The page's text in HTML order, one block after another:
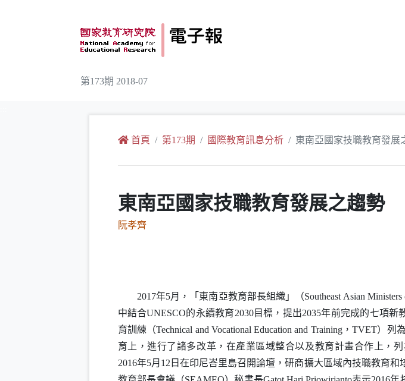
第173期 2018-07
首頁 第173期 國際教育訊息分析 東南亞國家技職教育發展
東南亞國家技職教育發展之趨勢
阮孝齊
2017年5月，「東南亞教育部長組織」（Southeast Asian
中結合UNESCO的永續教育2030目標，提出2035年前完成的七項新
育訓練（Technical and Vocational Education and Training，TVET）列
育上，進行了諸多改革，在產業區域整合以及教育計畫合作上，
2016年5月12日在印尼峇里島召開論壇，研商擴大區域內技職教育和